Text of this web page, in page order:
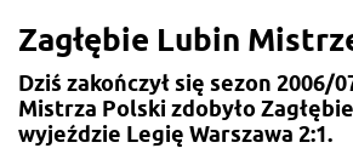
Zagłębie Lubin
Dziś zakończył się sezon
Mistrza Polski zdobyło
wyjeździe Legię Warszawa 2:1.